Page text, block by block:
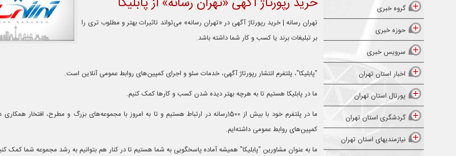
گروه خبری
حوزه خبری
سرویس خبری
اخبار استان تهران
پورتال استان تهران
گردشگری استان تهران
نیازمندیهای استان تهران
تهران رسانه | خرید رپورتاژ آگهی در «تهران رسانه» می‌‌تواند تاثیرات بهتر و مطلوب تری را
بر تبلیغات برند یا کسب ‌و‌ کار شما داشته باشد.
"پابلیکا"، پلتفرم انتشار رپورتاژ آگهی، خدمات سئو و اجرای کمپین‌های روابط عمومی آنلاین است.
ما در پابلیکا هستیم تا به هرچه بهتر دیده شدن کسب و کارها کمک کنیم.
ما در پلتفرم خود با بیش از 1500رسانه در ارتباط هستیم و تا به امروز با مجموعه‌های بزرگ و مطرح، افتخار
کمپین‌های روابط عمومی داشته‌ایم.
ما به عنوان مشاورین "پابلیکا" همیشه آماده پاسخگویی به شما هستیم تا در کنار هم بتوانیم به رشد مجموعه شما کمک